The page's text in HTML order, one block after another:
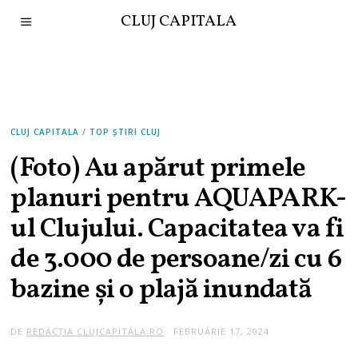
CLUJ CAPITALA
CLUJ CAPITALA / TOP ȘTIRI CLUJ
(Foto) Au apărut primele
planuri pentru AQUAPARK-
ul Clujului. Capacitatea va fi
de 3.000 de persoane/zi cu 6
bazine și o plajă inundată
DE REDACȚIA CLUJCAPITALA.RO FEBRUARIE 17, 2024